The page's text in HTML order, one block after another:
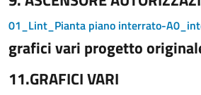
01_Lint_Pianta piano interrato-
grafici vari progetto
11.GRAFICI VARI